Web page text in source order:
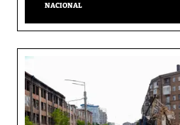
NACIONAL